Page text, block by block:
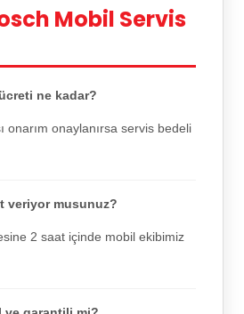
Mobil Servis
ne kadar?
onarım onaylanırsa servis bedeli
veriyor musunuz?
2 saat içinde mobil ekibimiz